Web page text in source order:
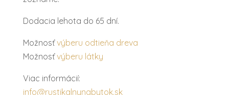
Dodacia lehota do 65 dní.
Možnosťvýberu odtieňa dreva
Možnosťvýberu látky
Viac informácií:
info@rustikalnynabytok.sk